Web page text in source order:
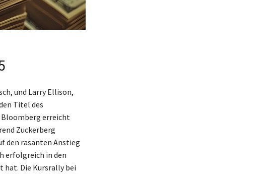
und Larry Ellison,
Titel des
Bloomberg erreicht
Zuckerberg
den rasanten Anstieg
erfolgreich in den
Die Kursrally bei